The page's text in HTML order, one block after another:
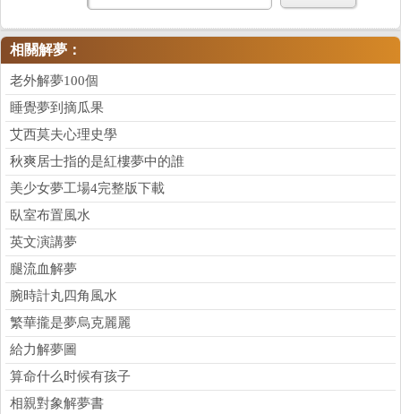
相關解夢：
老外解夢100個
睡覺夢到摘瓜果
艾西莫夫心理史學
秋爽居士指的是紅樓夢中的誰
美少女夢工場4完整版下載
臥室布置風水
英文演講夢
腿流血解夢
腕時計丸四角風水
繁華攏是夢烏克麗麗
給力解夢圖
算命什么时候有孩子
相親對象解夢書